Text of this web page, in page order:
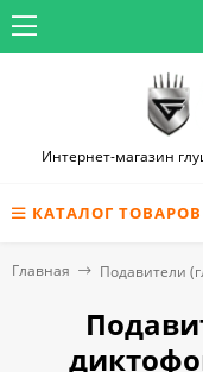
Интернет-магазин
КАТАЛОГ ТОВАРОВ
Главная Подавители